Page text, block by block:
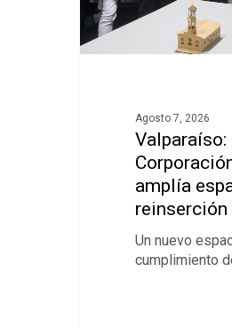
Presiona ENTER para
Agosto 7, 2026
Valparaíso:
amplía
reinserción
Un nuevo
cumplimiento